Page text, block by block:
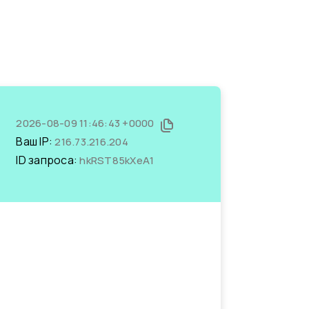
2026-08-09 11:46:43 +0000
Ваш IP:216.73.216.204
ID запроса:hkRST85kXeA1